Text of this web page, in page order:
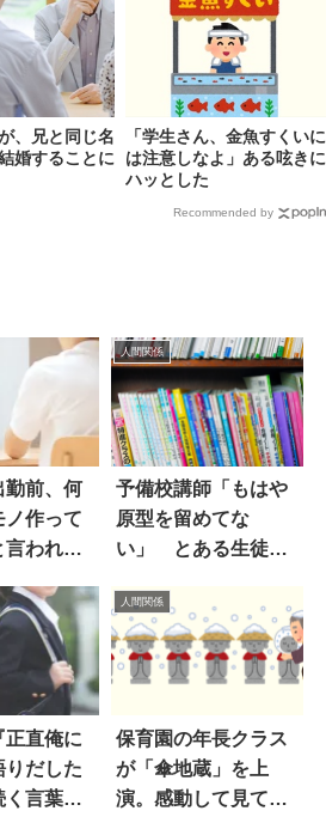
、兄と同じ名
婚することに
「学生さん、金魚すくいに
は注意しなよ」ある呟きに
ハッとした
Recommended by
勤前、何
ノ作って
言われた
人間関係
予備校講師「もはや
原型を留めてな
い」 とある生徒が
書』が凄まじい
正直俺に
だした
く言葉
人間関係
保育園の年長クラス
が「傘地蔵」を上
演。感動して見てた